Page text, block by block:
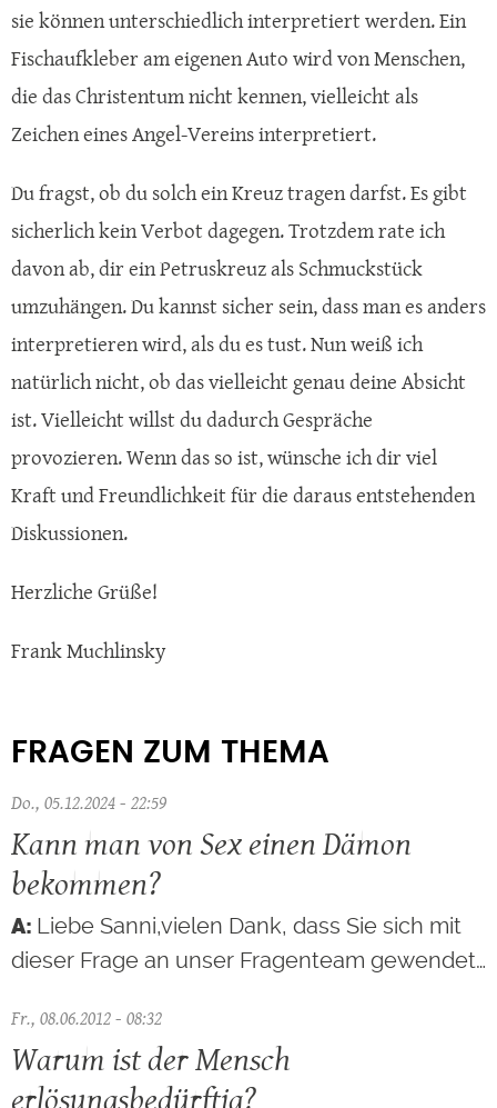
sie können unterschiedlich interpretiert werden. Ein
Fischaufkleber am eigenen Auto wird von Menschen,
die das Christentum nicht kennen, vielleicht als
Zeichen eines Angel-Vereins interpretiert.
Du fragst, ob du solch ein Kreuz tragen darfst. Es gibt
sicherlich kein Verbot dagegen. Trotzdem rate ich
davon ab, dir ein Petruskreuz als Schmuckstück
umzuhängen. Du kannst sicher sein, dass man es anders
interpretieren wird, als du es tust. Nun weiß ich
natürlich nicht, ob das vielleicht genau deine Absicht
ist. Vielleicht willst du dadurch Gespräche
provozieren. Wenn das so ist, wünsche ich dir viel
Kraft und Freundlichkeit für die daraus entstehenden
Diskussionen.
Herzliche Grüße!
Frank Muchlinsky
FRAGEN ZUM THEMA
Do., 05.12.2024 - 22:59
Kann man von Sex einen Dämon
bekommen?
Liebe Sanni,vielen Dank, dass Sie sich mit
dieser Frage an unser Fragenteam gewendet…
Fr., 08.06.2012 - 08:32
Warum ist der Mensch